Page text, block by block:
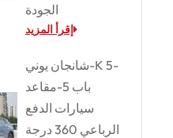
الجودة
إقرأ المزيد
شانجان يوني-K 5-
باب 5-مقاعد
سيارات الدفع
الرباعي 360 درجة